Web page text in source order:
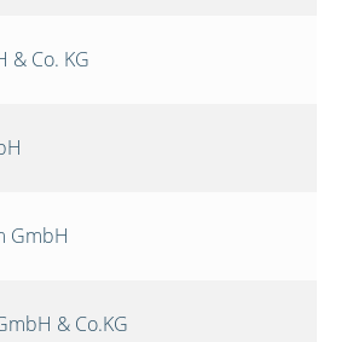
& Co. KG
GmbH
& Co.KG